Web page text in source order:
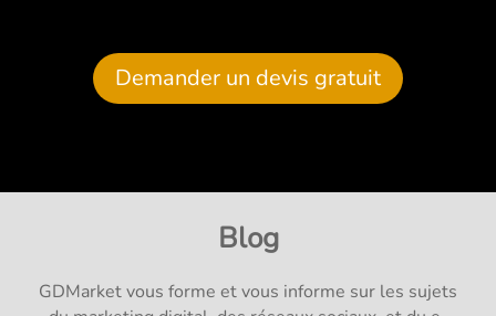
Demander un devis gratuit
Blog
GDMarket vous forme et vous informe sur les sujets